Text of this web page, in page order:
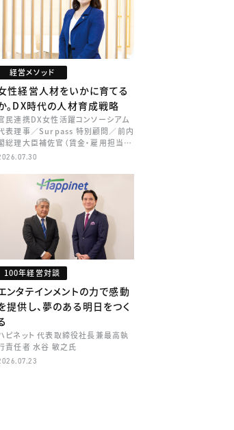
経営メソッド
性経営人材をいかに育てる
。DX時代の人材育成戦略
民連携DX女性活躍コンソーシアム
表理事／Surpass 特別顧問／前内
総理大臣補佐官（賃金・雇用担当）
田 稚子
100年経営対談
ンタテインメントの力で感動
提供し、夢のある明日をつく
ピネット 代表取締役社長兼最高執
責任者 水谷 敏之氏